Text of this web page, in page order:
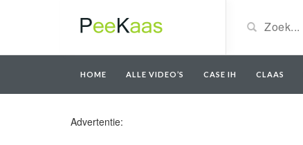
HOME ALLE VIDEO’S CASE IH CLAAS
Advertentie: